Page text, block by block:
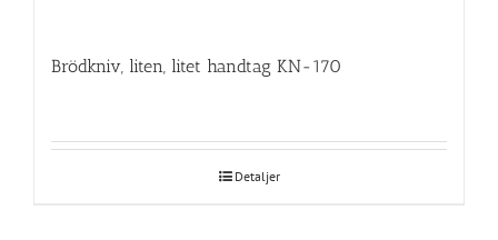
Brödkniv, liten, litet handtag KN-170
Detaljer